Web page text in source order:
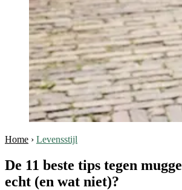
Home › Levensstijl
De 11 beste tips tegen
echt (en wat niet)?